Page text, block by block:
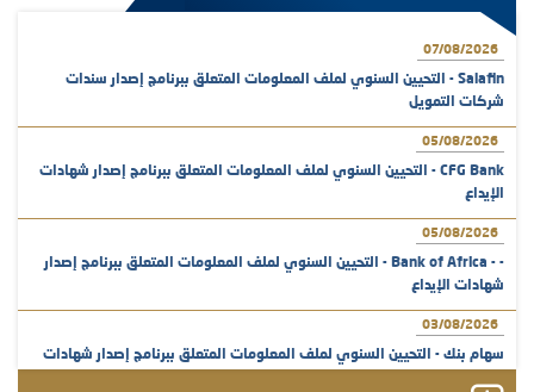
07/08/2026
Salafin - التحيين السنوي لملف المعلومات المتعلق ببرنامج إصدار سندات
شركات التمويل
05/08/2026
CFG Bank - التحيين السنوي لملف المعلومات المتعلق ببرنامج إصدار شهادات
الإيداع
05/08/2026
- - Bank of Africa - التحيين السنوي لملف المعلومات المتعلق ببرنامج إصدار
شهادات الإيداع
03/08/2026
سهام بنك - التحيين السنوي لملف المعلومات المتعلق ببرنامج إصدار شهادات